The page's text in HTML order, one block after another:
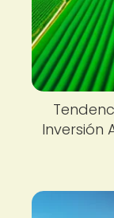
Inversión